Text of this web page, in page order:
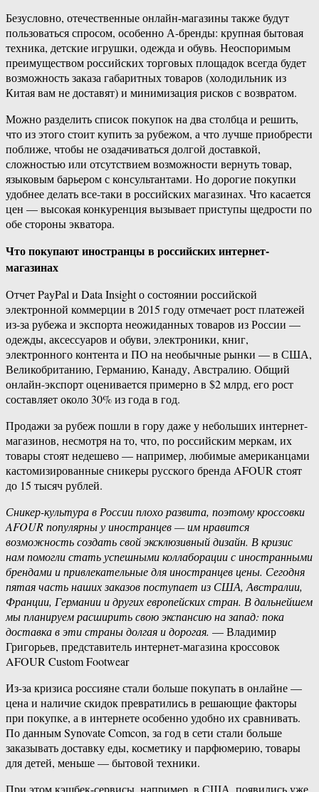
Безусловно, отечественные онлайн-магазины также будут
пользоваться спросом, особенно А-бренды: крупная бытовая
техника, детские игрушки, одежда и обувь. Неоспоримым
преимуществом российских торговых площадок всегда будет
возможность заказа габаритных товаров (холодильник из
Китая вам не доставят) и минимизация рисков с возвратом.
Можно разделить список покупок на два столбца и решить,
что из этого стоит купить за рубежом, а что лучше приобрести
поближе, чтобы не озадачиваться долгой доставкой,
сложностью или отсутствием возможности вернуть товар,
языковым барьером с консультантами. Но дорогие покупки
удобнее делать все-таки в российских магазинах. Что касается
цен — высокая конкуренция вызывает приступы щедрости по
обе стороны экватора.
Что покупают иностранцы в российских интернет-
магазинах
Отчет PayPal и Data Insight о состоянии российской
электронной коммерции в 2015 году отмечает рост платежей
из-за рубежа и экспорта неожиданных товаров из России —
одежды, аксессуаров и обуви, электроники, книг,
электронного контента и ПО на необычные рынки — в США,
Великобританию, Германию, Канаду, Австралию. Общий
онлайн-экспорт оценивается примерно в $2 млрд, его рост
составляет около 30% из года в год.
Продажи за рубеж пошли в гору даже у небольших интернет-
магазинов, несмотря на то, что, по российским меркам, их
товары стоят недешево — например, любимые американцами
кастомизированные сникеры русского бренда AFOUR стоят
до 15 тысяч рублей.
Сникер-культура в России плохо развита, поэтому кроссовки
AFOUR популярны у иностранцев — им нравится
возможность создать свой эксклюзивный дизайн. В кризис
нам помогли стать успешными коллаборации с иностранными
брендами и привлекательные для иностранцев цены. Сегодня
пятая часть наших заказов поступает из США, Австралии,
Франции, Германии и других европейских стран. В дальнейшем
мы планируем расширить свою экспансию на запад: пока
доставка в эти страны долгая и дорогая. — Владимир
Григорьев, представитель интернет-магазина кроссовок
AFOUR Custom Footwear
Из-за кризиса россияне стали больше покупать в онлайне —
цена и наличие скидок превратились в решающие факторы
при покупке, а в интернете особенно удобно их сравнивать.
По данным Synovate Comcon, за год в сети стали больше
заказывать доставку еды, косметику и парфюмерию, товары
для детей, меньше — бытовой техники.